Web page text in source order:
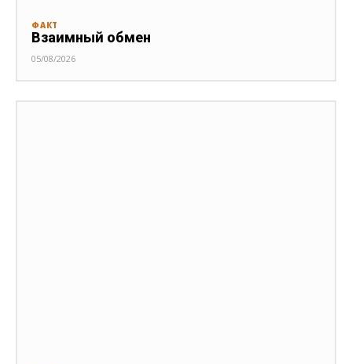
ФАКТ
Взаимный обмен
05/08/2026